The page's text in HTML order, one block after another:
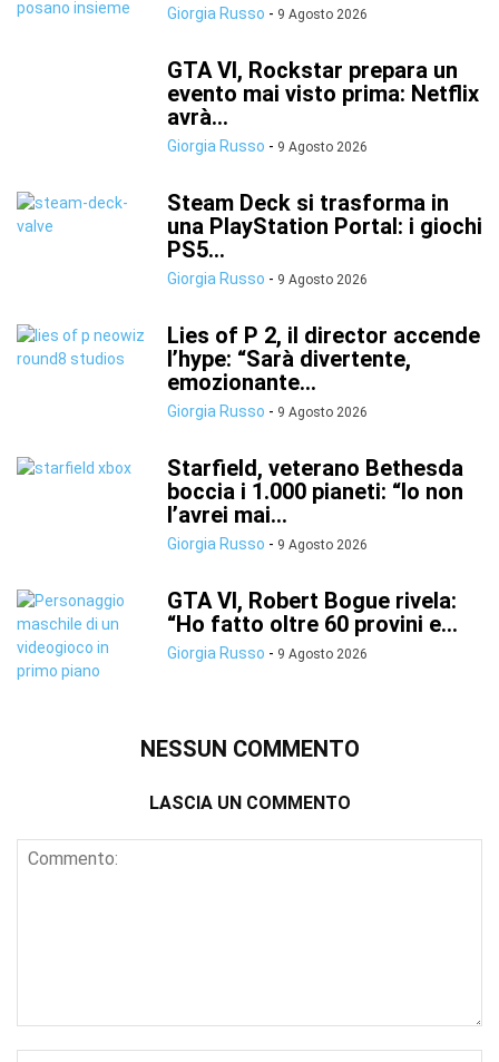
Giorgia Russo - 9 Agosto 2026
GTA VI, Rockstar prepara un
evento mai visto prima: Netflix
avrà...
Giorgia Russo - 9 Agosto 2026
Steam Deck si trasforma in
una PlayStation Portal: i giochi
PS5...
Giorgia Russo - 9 Agosto 2026
Lies of P 2, il director accende
l’hype: “Sarà divertente,
emozionante...
Giorgia Russo - 9 Agosto 2026
Starfield, veterano Bethesda
boccia i 1.000 pianeti: “Io non
l’avrei mai...
Giorgia Russo - 9 Agosto 2026
GTA VI, Robert Bogue rivela:
“Ho fatto oltre 60 provini e...
Giorgia Russo - 9 Agosto 2026
NESSUN COMMENTO
LASCIA UN COMMENTO